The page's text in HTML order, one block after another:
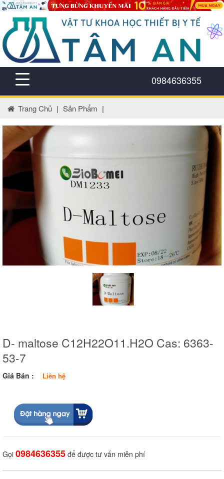
0984636355
Trang Chủ | Sản Phẩm |
D- maltose C12H22O11.H2O Cas: 6363-
53-7
Giá Bán : Liên hệ
Gọi 0984636355 để được tư vấn miễn phí